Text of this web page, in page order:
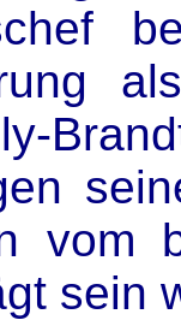
vom
sein